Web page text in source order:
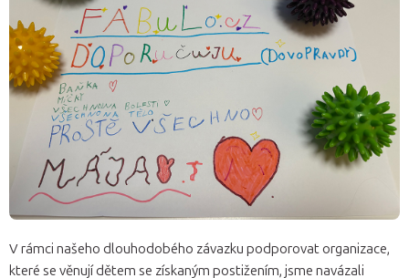
V rámci našeho dlouhodobého závazku podporovat organizace,
které se věnují dětem se získaným postižením, jsme navázali